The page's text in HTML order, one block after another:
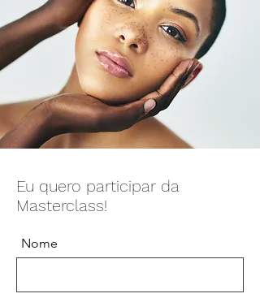
Eu quero participar da
Masterclass!
Nome